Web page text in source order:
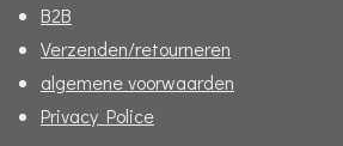
B2B
Verzenden/retourneren
algemene voorwaarden
Privacy Police